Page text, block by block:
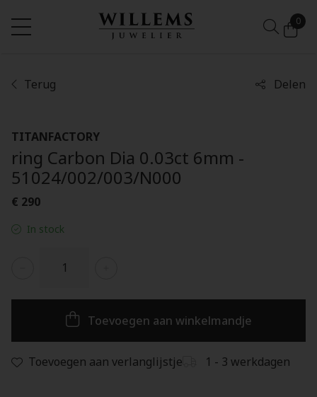
0
Terug Delen
TITANFACTORY
ring Carbon Dia 0.03ct 6mm -
51024/002/003/N000
€ 290
In stock
Toevoegen aan winkelmandje
Toevoegen aan verlanglijstje 1 - 3 werkdagen